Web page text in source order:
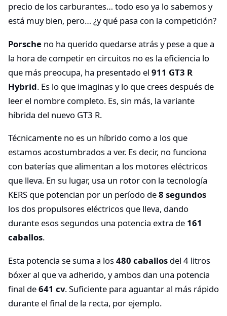
precio de los carburantes… todo eso ya lo sabemos y
está muy bien, pero… ¿y qué pasa con la competición?
Porsche no ha querido quedarse atrás y pese a que a
la hora de competir en circuitos no es la eficiencia lo
que más preocupa, ha presentado el 911 GT3 R
Hybrid. Es lo que imaginas y lo que crees después de
leer el nombre completo. Es, sin más, la variante
híbrida del nuevo GT3 R.
Técnicamente no es un híbrido como a los que
estamos acostumbrados a ver. Es decir, no funciona
con baterías que alimentan a los motores eléctricos
que lleva. En su lugar, usa un rotor con la tecnología
KERS que potencian por un período de8 segundos
los dos propulsores eléctricos que lleva, dando
durante esos segundos una potencia extra de 161
caballos.
Esta potencia se suma a los480 caballos del 4 litros
bóxer al que va adherido, y ambos dan una potencia
final de641 cv. Suficiente para aguantar al más rápido
durante el final de la recta, por ejemplo.